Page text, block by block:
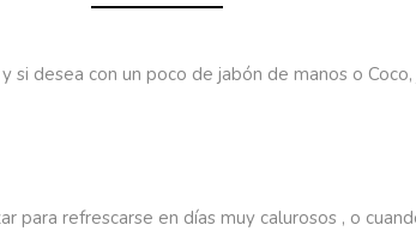
si desea con un poco de jabón de manos o
refrescarse en días muy calurosos , o